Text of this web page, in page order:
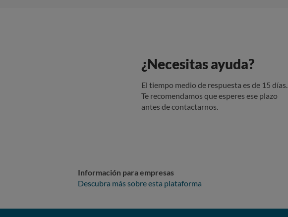
¿Necesitas ayuda?
El tiempo medio de respuesta es de 15 días.
Te recomendamos que esperes ese plazo
antes de contactarnos.
Información para empresas
Descubra más sobre esta plataforma